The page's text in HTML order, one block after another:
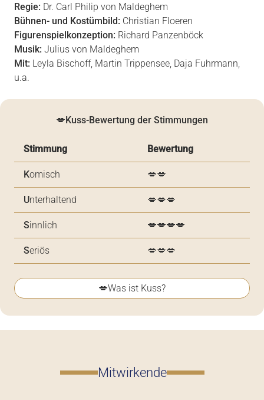
Regie: Dr. Carl Philip von Maldeghem
Bühnen- und Kostümbild: Christian Floeren
Figurenspielkonzeption: Richard Panzenböck
Musik: Julius von Maldeghem
Mit: Leyla Bischoff, Martin Trippensee, Daja Fuhrmann,
u.a.
💋Kuss-Bewertung der Stimmungen
Stimmung Bewertung
Komisch 💋💋
Unterhaltend 💋💋💋
Sinnlich 💋💋💋💋
Seriös 💋💋💋
💋Was ist Kuss?
Mitwirkende